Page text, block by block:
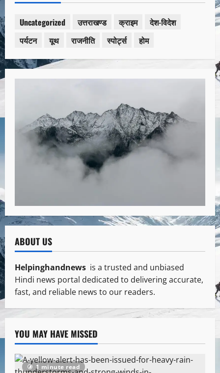
Uncategorized उत्तराखण्ड क्राइम
देश-विदेश
पर्यटन
यूथ राजनीति स्पोर्ट्स होम
ABOUT US
Helpinghandnews is a trusted and unbiased
Hindi news portal dedicated to delivering accurate,
fast, and reliable news to our readers.
YOU MAY HAVE MISSED
1 minute read